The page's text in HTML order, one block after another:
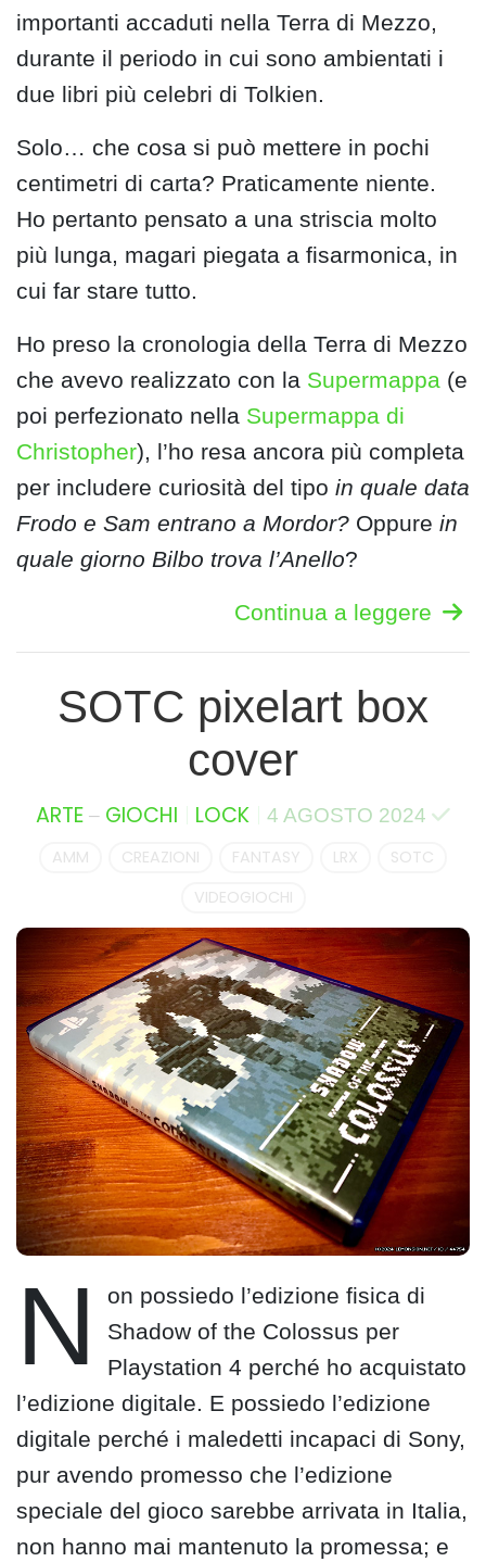
importanti accaduti nella Terra di Mezzo,
durante il periodo in cui sono ambientati i
due libri più celebri di Tolkien.
Solo… che cosa si può mettere in pochi
centimetri di carta? Praticamente niente.
Ho pertanto pensato a una striscia molto
più lunga, magari piegata a fisarmonica, in
cui far stare tutto.
Ho preso la cronologia della Terra di Mezzo
che avevo realizzato con la Supermappa (e
poi perfezionato nella Supermappa di
Christopher), l’ho resa ancora più completa
per includere curiosità del tipo in quale data
Frodo e Sam entrano a Mordor? Oppure in
quale giorno Bilbo trova l’Anello?
Continua a leggere
SOTC pixelart box
cover
ARTE– GIOCHI LOCK 4 AGOSTO 2024
AMM CREAZIONI FANTASY LRX
SOTC
VIDEOGIOCHI
N
on possiedo l’edizione fisica di
Shadow of the Colossus per
Playstation 4 perché ho acquistato
l’edizione digitale. E possiedo l’edizione
digitale perché i maledetti incapaci di Sony,
pur avendo promesso che l’edizione
speciale del gioco sarebbe arrivata in Italia,
non hanno mai mantenuto la promessa; e